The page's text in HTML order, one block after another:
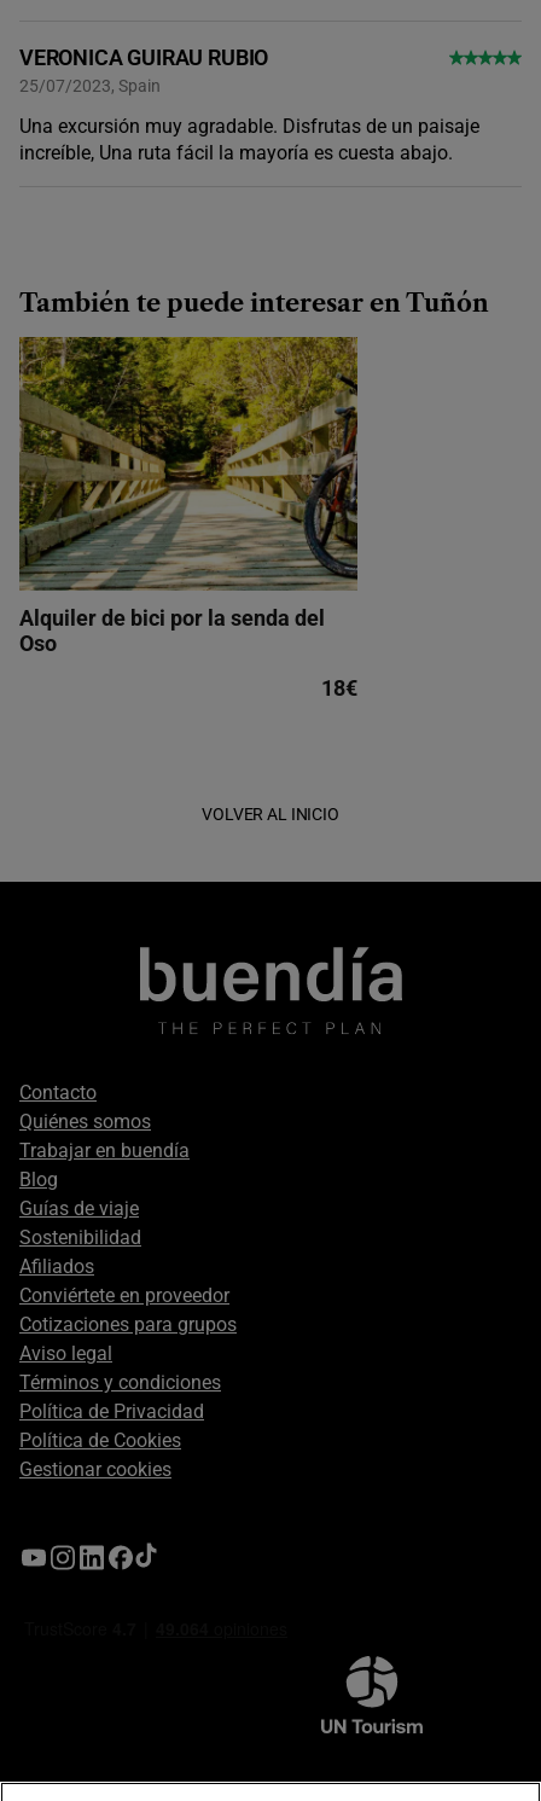
VERONICA GUIRAU RUBIO
25/07/2023, Spain
Una excursión muy agradable. Disfrutas de un paisaje
increíble, Una ruta fácil la mayoría es cuesta abajo.
También te puede interesar en Tuñón
Alquiler de bici por la senda del
Oso
18€
VOLVER AL INICIO
Footer
secondary
Contacto
Quiénes somos
Trabajar en buendía
Blog
Guías de viaje
Sostenibilidad
Afiliados
Conviértete en proveedor
Cotizaciones para grupos
Aviso legal
Términos y condiciones
Política de Privacidad
Política de Cookies
Gestionar cookies